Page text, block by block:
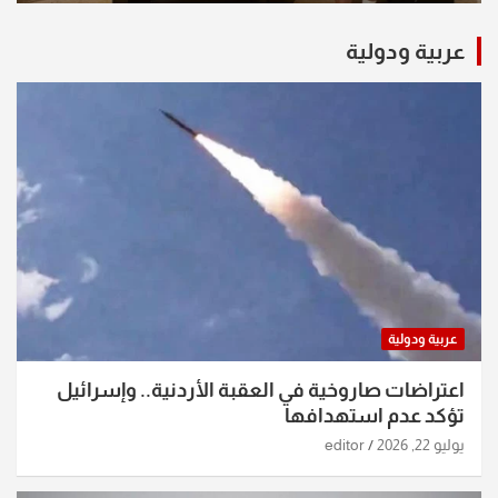
عربية ودولية
عربية ودولية
اعتراضات صاروخية في العقبة الأردنية.. وإسرائيل
تؤكد عدم استهدافها
يوليو 22, 2026 editor